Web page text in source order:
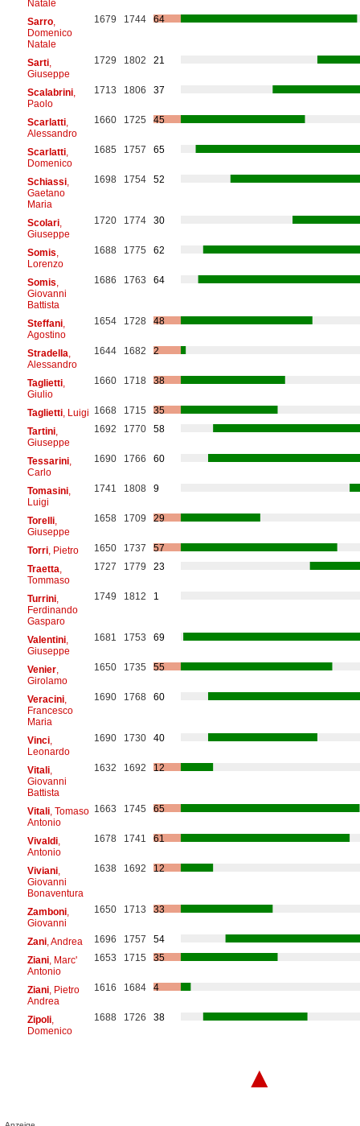
Natale
Sarro,
Domenico
Natale
1679 1744 64
Sarti,
Giuseppe
1729 1802 21
Scalabrini,
Paolo
1713 1806 37
Scarlatti,
Alessandro
1660 1725 45
Scarlatti,
Domenico
1685 1757 65
Schiassi,
Gaetano
Maria
1698 1754 52
Scolari,
Giuseppe
1720 1774 30
Somis
Lorenzo
1688 1775 62
Somis
Giovanni
Battista
1686 1763 64
Steffani,
Agostino
1654 1728 48
Stradella
Alessandro
1644 1682 2
Taglietti,
Giulio
1660 1718 38
Taglietti, Luigi 1668 1715
35
Tartini,
Giuseppe
1692 1770 58
Tessarini,
Carlo
1690 1766 60
Tomasini,
Luigi
1741 1808 9
Torelli,
Giuseppe
1658 1709 29
Torri, Pietro 1650 1737
57
Traetta
Tommaso
1727 1779 23
Turrini,
Ferdinando
Gasparo
1749 1812 1
Valentini,
Giuseppe
1681 1753 69
Venier,
Girolamo
1650 1735 55
Veracini,
Francesco
Maria
1690 1768 60
Vinci,
Leonardo
1690 1730 40
Vitali,
Giovanni
Battista
1632 1692 12
Vitali, Tomaso
Antonio
1663 1745 65
Vivaldi,
Antonio
1678 1741 61
Viviani,
Giovanni
Bonaventura
1638 1692 12
Zamboni,
Giovanni
1650 1713 33
Zani, Andrea 1696 1757
54
Ziani, Marc'
Antonio
1653 1715 35
Ziani, Pietro
Andrea
1616 1684 4
Zipoli,
Domenico
1688 1726 38
▲